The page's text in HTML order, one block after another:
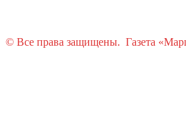
© Все права защищены. Газета